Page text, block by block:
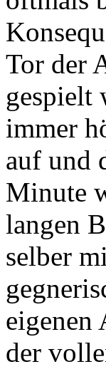
Tor der
gespielt
immer
auf und
Minute
langen
selber
eigenen
der